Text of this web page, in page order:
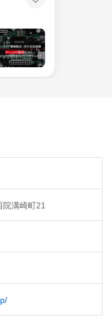
溝崎町21